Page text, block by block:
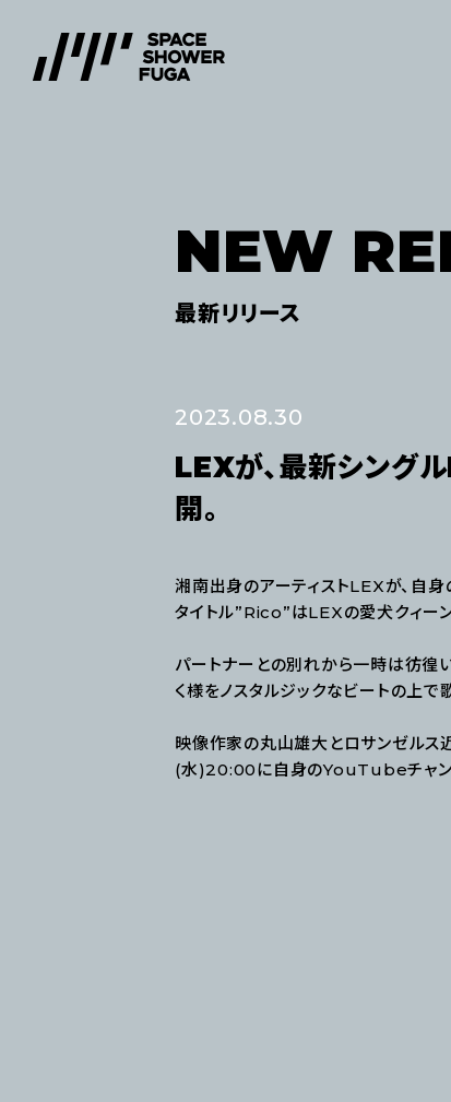
NEW
最新リリース
2023.08.30
LEXが、最新シング
開。
湘南出身のアーティストLEXが、自
タイトル”Rico”はLEXの愛犬クィー
パートナーとの別れから一時は彷徨
く様をノスタルジックなビートの上で
映像作家の丸山雄大とロサンゼルス
(水)20:00に自身のYouTubeチャン